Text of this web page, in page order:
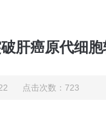
肝癌原代细
22 点击次数：723